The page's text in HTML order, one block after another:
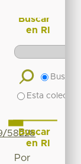
58228
Buscar
en RI
Buscar
Esta
Buscar
en RI
Por